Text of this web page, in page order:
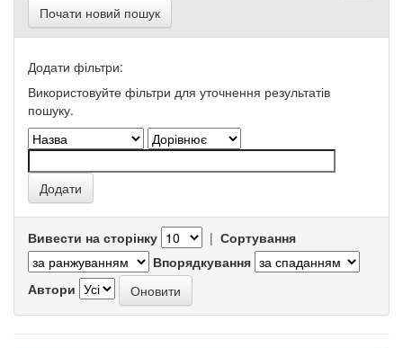
Почати новий пошук
Додати фільтри:
Використовуйте фільтри для уточнення результатів
пошуку.
Вивести на сторінку | Сортування
Впорядкування
Автори